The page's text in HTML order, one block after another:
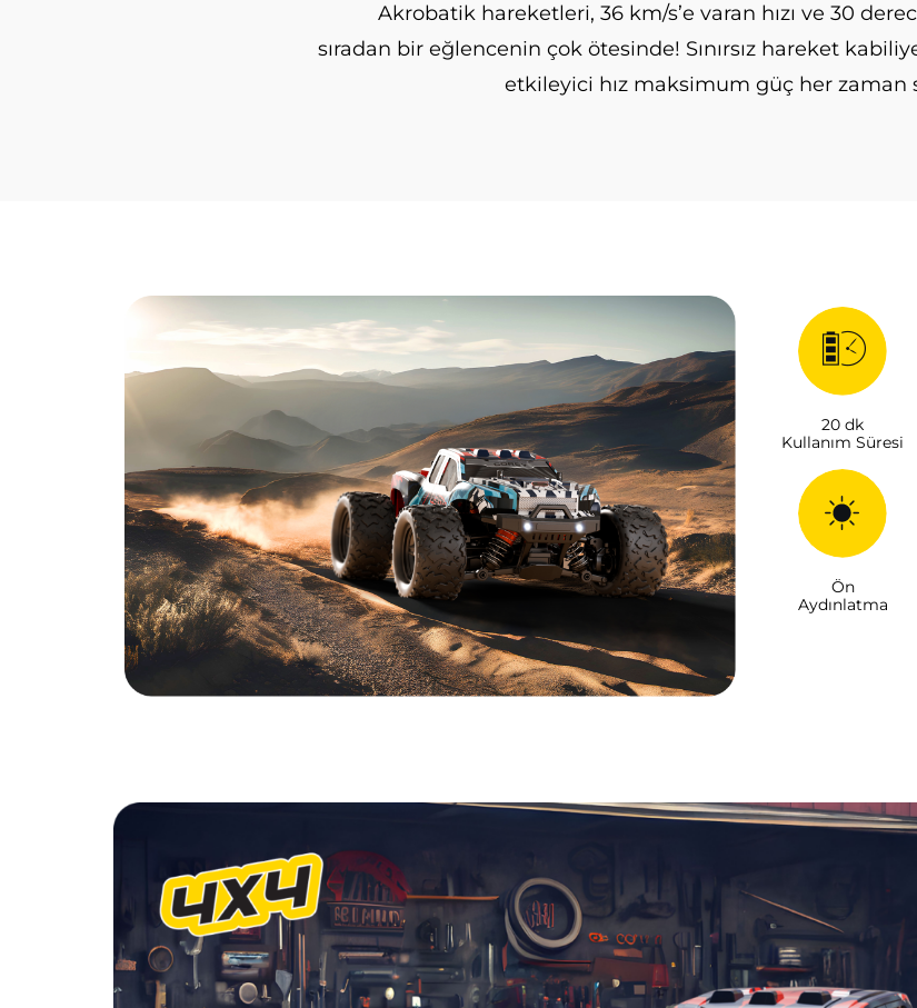
Akrobatik hareketleri, 36 km/s’e varan hızı ve 30
sıradan bir eğlencenin çok ötesinde! Sınırsız hareket
etkileyici hız maksimum güç her zaman
20 dk
Kullanım Süresi
Ön
Aydınlatma